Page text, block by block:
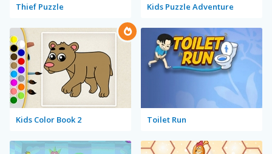
Thief Puzzle Kids Puzzle Adventure
Kids Color Book 2 Toilet Run